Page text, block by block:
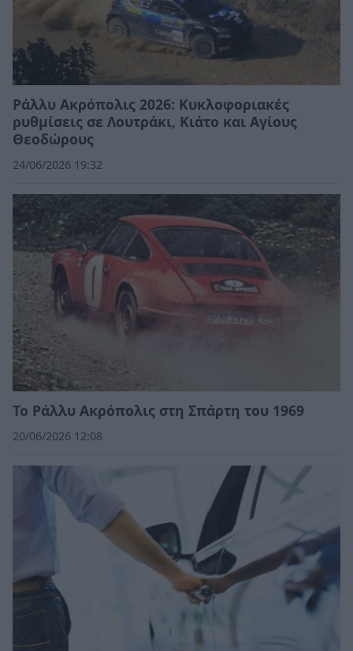
Ράλλυ Ακρόπολις 2026: Κυκλοφοριακές
ρυθμίσεις σε Λουτράκι, Κιάτο και Αγίους
Θεοδώρους
24/06/2026 19:32
Το Ράλλυ Ακρόπολις στη Σπάρτη του 1969
20/06/2026 12:08